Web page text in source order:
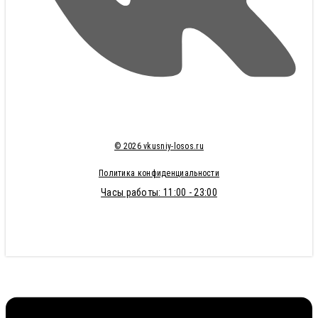
© 2026 vkusniy-losos.ru
Политика конфиденциальности
Часы работы: 11:00 - 23:00